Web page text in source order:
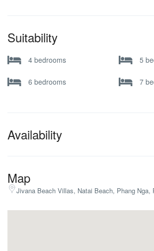
Suitability
4 bedrooms 5
6 bedrooms 7
Availability
Map
Jivana Beach Villas, Natai Beach, Phang Nga,